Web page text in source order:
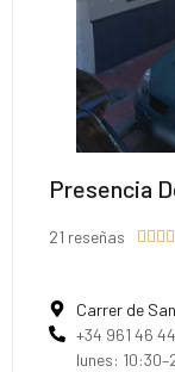
Presencia
21 reseñas 
Carrer de
+34 961 46
lunes: